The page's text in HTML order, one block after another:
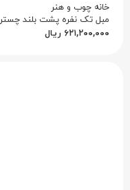
خانه چوب و هنر
مبل تک نفره پشت بلند چستر
۶۲۱,۲۰۰,۰۰۰ ریال